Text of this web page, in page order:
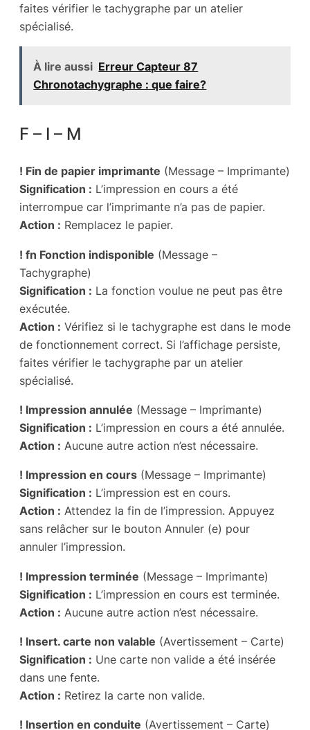
faites vérifier le tachygraphe par un atelier
spécialisé.
À lire aussi Erreur Capteur 87
Chronotachygraphe : que faire?
F – I – M
! Fin de papier imprimante (Message – Imprimante)
Signification : L’impression en cours a été
interrompue car l’imprimante n’a pas de papier.
Action : Remplacez le papier.
! fn Fonction indisponible (Message –
Tachygraphe)
Signification : La fonction voulue ne peut pas être
exécutée.
Action : Vérifiez si le tachygraphe est dans le mode
de fonctionnement correct. Si l’affichage persiste,
faites vérifier le tachygraphe par un atelier
spécialisé.
! Impression annulée (Message – Imprimante)
Signification : L’impression en cours a été annulée.
Action : Aucune autre action n’est nécessaire.
! Impression en cours (Message – Imprimante)
Signification : L’impression est en cours.
Action : Attendez la fin de l’impression. Appuyez
sans relâcher sur le bouton Annuler (e) pour
annuler l’impression.
! Impression terminée (Message – Imprimante)
Signification : L’impression en cours est terminée.
Action : Aucune autre action n’est nécessaire.
! Insert. carte non valable (Avertissement – Carte)
Signification : Une carte non valide a été insérée
dans une fente.
Action : Retirez la carte non valide.
! Insertion en conduite (Avertissement – Carte)